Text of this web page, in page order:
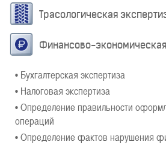
Трасологическая
Финансово-
• Бухгалтерская экспертиза
• Налоговая экспертиза
• Определение правильности
операций
• Определение фактов нарушения